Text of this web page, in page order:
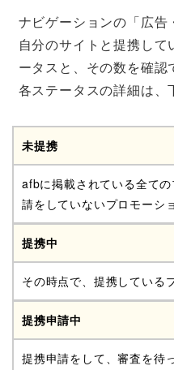
ナビゲーションの「広告
自分のサイトと提携し
ータスと、その数を確認
各ステータスの詳細は、
未提携
afbに掲載されている全て
請をしていないプロモーシ
提携中
その時点で、提携している
提携申請中
提携申請をして、審査を待